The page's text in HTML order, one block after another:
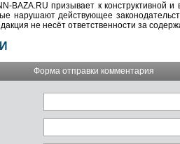
BAZA.RU призывает к конструктивной
нарушают действующее
не несёт ответственности за
Форма отправки комментария